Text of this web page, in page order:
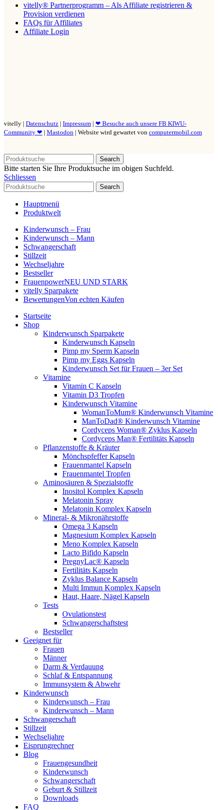
vitelly® Partnerprogramm – Als Affiliate registrieren &
Provision verdienen
FAQs für Affiliates
Affiliate Login
vitelly | Datenschutz | Impressum | ❤ Besuche auch unsere FB KIWU-
Community ❤ | Mastodon | Website wird gewartet von computermobil.com
Search
Bitte starten Sie Ihre Produktsuche im obigen Suchfeld.
Schliessen
Search
Hauptmenü
Produktwelt
Kinderwunsch – Frau
Kinderwunsch – Mann
Schwangerschaft
Stillzeit
Wechseljahre
Bestseller
FrauenpowerNEU UND STARK
vitelly Sparpakete
BewertungenVon echten Käufen
Startseite
Shop
Kinderwunsch Sparpakete
Kinderwunsch Kapseln
Pimp my Sperm Kapseln
Pimp my Eggs Kapseln
Kinderwunsch Set für Frauen – 3er Set
Vitamine
Vitamin C Kapseln
Vitamin D3 Tropfen
Kinderwunsch Vitamine
WomanToMum® Kinderwunsch Vitamine
ManToDad® Kinderwunsch Vitamine
Cordyceps Woman® Zyklus Kapseln
Cordyceps Man® Fertilitäts Kapseln
Pflanzenstoffe & Kräuter
Mönchspfeffer Kapseln
Frauenmantel Kapseln
Frauenmantel Tropfen
Aminosäuren & Spezialstoffe
Inositol Komplex Kapseln
Melatonin Spray
Melatonin Komplex Kapseln
Mineral- & Mikronährstoffe
Omega 3 Kapseln
Magnesium Komplex Kapseln
Meno Komplex Kapseln
Lacto Bifido Kapseln
PregnyLac® Kapseln
Fertilitäts Kapseln
Zyklus Balance Kapseln
Multi Immun Komplex Kapseln
Haut, Haare, Nägel Kapseln
Tests
Ovulationstest
Schwangerschaftstest
Bestseller
Geeignet für
Frauen
Männer
Darm & Verdauung
Schlaf & Entspannung
Immunsystem & Abwehr
Kinderwunsch
Kinderwunsch – Frau
Kinderwunsch – Mann
Schwangerschaft
Stillzeit
Wechseljahre
Eisprungrechner
Blog
Frauengesundheit
Kinderwunsch
Schwangerschaft
Geburt & Stillzeit
Downloads
FAQ